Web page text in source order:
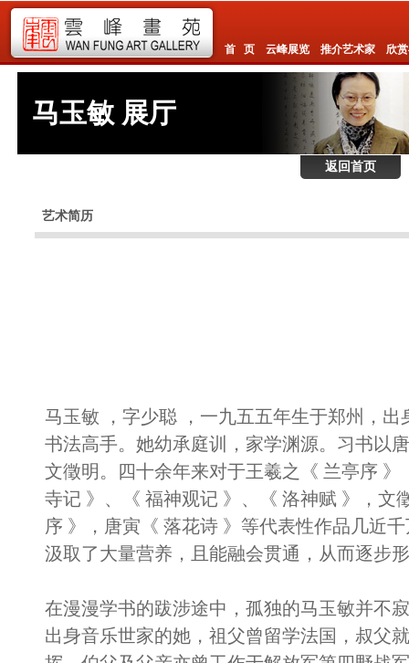
首 页 云峰展览 推介艺术家 欣
马玉敏 展厅
返回首页
艺术简历
马玉敏 ，字少聪 ，一九五五年生于郑州，
书法高手。她幼承庭训，家学渊源。习书以
文徵明。四十余年来对于王羲之《 兰亭序
寺记 》、《 福神观记 》、《 洛神赋 》，文
序 》，唐寅《 落花诗 》等代表性作品几近
汲取了大量营养，且能融会贯通，从而逐步
在漫漫学书的跋涉途中，孤独的马玉敏并不
出身音乐世家的她，祖父曾留学法国，叔父